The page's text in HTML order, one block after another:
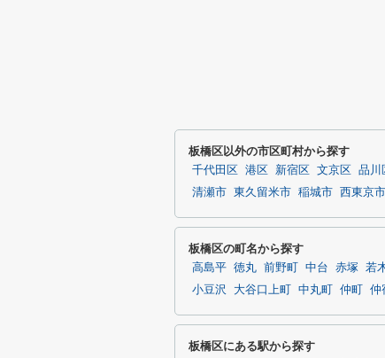
板橋区以外の市区町村から探す
千代田区 港区 新宿区 文京区 品川
清瀬市 東久留米市 稲城市 西東京市
板橋区の町名から探す
高島平 徳丸 前野町 中台 赤塚 若
小豆沢
大谷口上町 中丸町 仲町 仲
板橋区にある駅から探す